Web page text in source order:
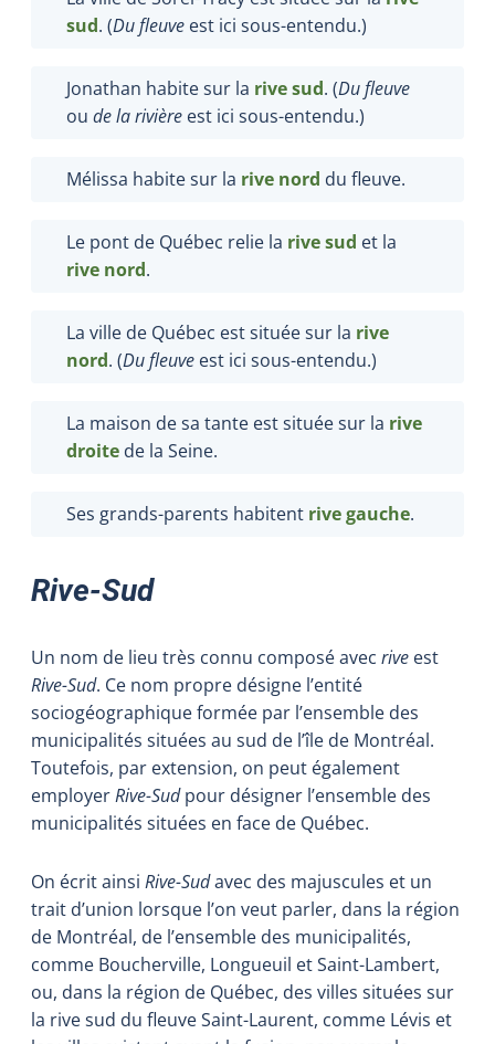
sud. (Du fleuve est ici sous-entendu.)
Jonathan habite sur la rive sud. (Du fleuve
ou de la rivière est ici sous-entendu.)
Mélissa habite sur la rive nord du fleuve.
Le pont de Québec relie la rive sud et la
rive nord.
La ville de Québec est située sur la rive
nord. (Du fleuve est ici sous-entendu.)
La maison de sa tante est située sur la rive
droite de la Seine.
Ses grands-parents habitent rive gauche.
Rive-Sud
Un nom de lieu très connu composé avec rive est
Rive-Sud. Ce nom propre désigne l’entité
sociogéographique formée par l’ensemble des
municipalités situées au sud de l’île de Montréal.
Toutefois, par extension, on peut également
employerRive-Sudpour désigner l’ensemble des
municipalités situées en face de Québec.
On écrit ainsi Rive-Sudavec des majuscules et un
trait d’union lorsque l’on veut parler, dans la région
de Montréal, de l’ensemble des municipalités,
comme Boucherville, Longueuil et Saint-Lambert,
ou, dans la région de Québec, des villes situées sur
la rive sud du fleuve Saint-Laurent, comme Lévis et